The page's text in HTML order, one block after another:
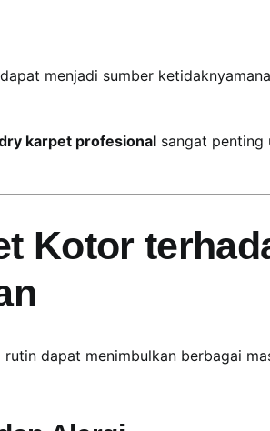
menjadi sumber
karpet profesional sangat penting
Kotor
dapat menimbulkan berbagai